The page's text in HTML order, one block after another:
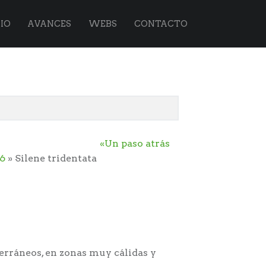
AVANCES WEBS CONTACTO
«Un paso atrás
» Silene tridentata
en zonas muy cálidas y